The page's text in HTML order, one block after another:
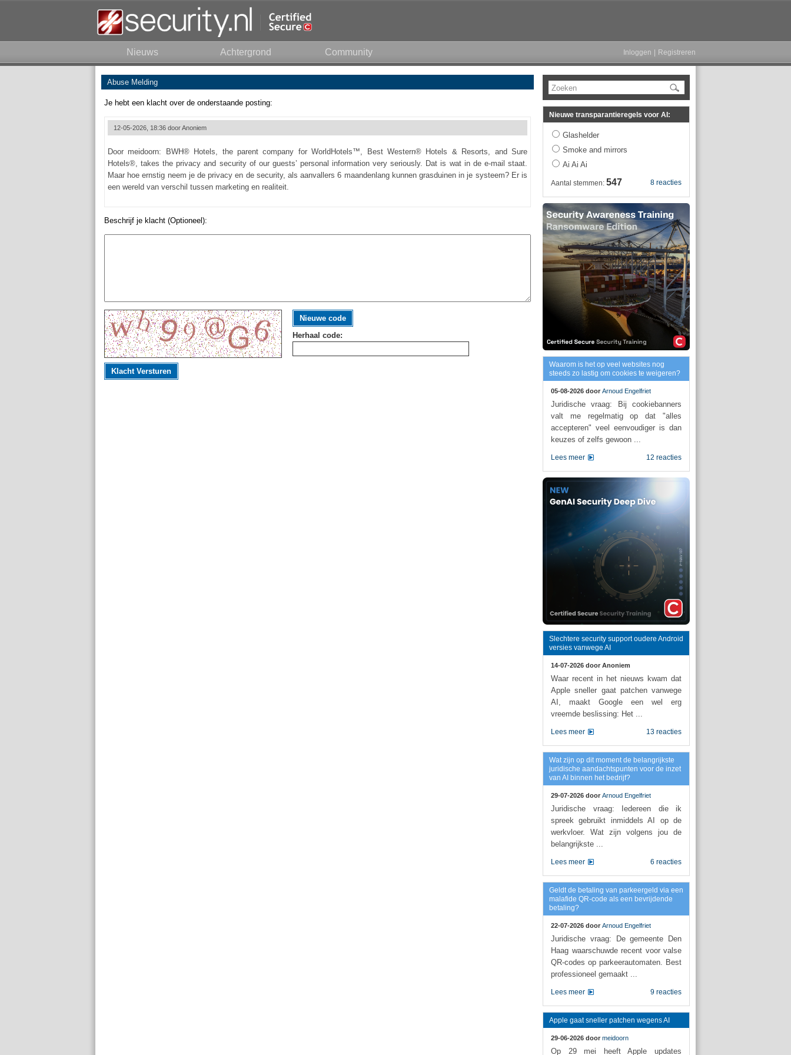
Nieuws Achtergrond Community Inloggen Registreren
Abuse Melding
Je hebt een klacht over de onderstaande posting:
12-05-2026, 18:36 doorAnoniem
Door meidoorn: BWH® Hotels, the parent company for WorldHotels™, Best Western® Hotels & Resorts, and Sure
Hotels®, takes the privacy and security of our guests’ personal information very seriously. Dat is wat in de e-mail staat.
Maar hoe ernstig neem je de privacy en de security, als aanvallers 6 maandenlang kunnen grasduinen in je systeem? Er is
een wereld van verschil tussen marketing en realiteit.
Beschrijf je klacht (Optioneel):
Nieuwe code
Herhaal code:
Klacht Versturen
Zoeken
Nieuwe transparantieregels voor AI:
Glashelder
Smoke and mirrors
Ai Ai Ai
8 reacties
Aantal stemmen: 547
Waarom is het op veel websites nog
steeds zo lastig om cookies te weigeren?
05-08-2026 door Arnoud Engelfriet
Juridische vraag: Bij cookiebanners
valt me regelmatig op dat "alles
accepteren" veel eenvoudiger is dan
keuzes of zelfs gewoon ...
12 reacties
Lees meer
Slechtere security support oudere Android
versies vanwege AI
14-07-2026 door Anoniem
Waar recent in het nieuws kwam dat
Apple sneller gaat patchen vanwege
AI, maakt Google een wel erg
vreemde beslissing: Het ...
13 reacties
Lees meer
Wat zijn op dit moment de belangrijkste
juridische aandachtspunten voor de inzet
van AI binnen het bedrijf?
29-07-2026 door Arnoud Engelfriet
Juridische vraag: Iedereen die ik
spreek gebruikt inmiddels AI op de
werkvloer. Wat zijn volgens jou de
belangrijkste ...
6 reacties
Lees meer
Geldt de betaling van parkeergeld via een
malafide QR-code als een bevrijdende
betaling?
22-07-2026 door Arnoud Engelfriet
Juridische vraag: De gemeente Den
Haag waarschuwde recent voor valse
QR-codes op parkeerautomaten. Best
professioneel gemaakt ...
9 reacties
Lees meer
Apple gaat sneller patchen wegens AI
29-06-2026 door meidoorn
Op 29 mei heeft Apple updates